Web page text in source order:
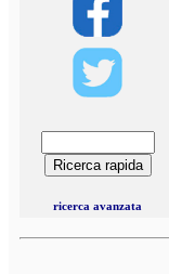
ricerca avanzata